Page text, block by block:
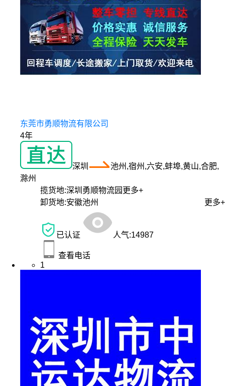
东莞市勇顺物流有限公司
4年
深圳
池州,宿州,六安,蚌埠,黄山,合肥,
滁州
揽货地:深圳勇顺物流园 更多+
卸货地:安徽池州 更多+
已认证 人气:14987
查看电话
1